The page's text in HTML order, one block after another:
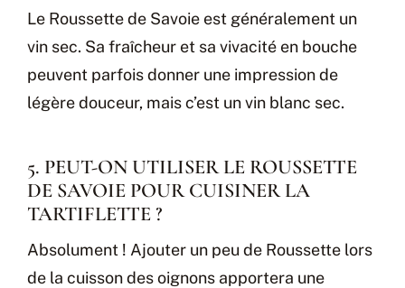
Le Roussette de Savoie est généralement un
vin sec. Sa fraîcheur et sa vivacité en bouche
peuvent parfois donner une impression de
légère douceur, mais c’est un vin blanc sec.
5. PEUT-ON UTILISER LE ROUSSETTE
DE SAVOIE POUR CUISINER LA
TARTIFLETTE ?
Absolument ! Ajouter un peu de Roussette lors
de la cuisson des oignons apportera une